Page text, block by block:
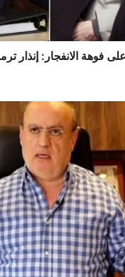
فوهة الانفجار: إنذار